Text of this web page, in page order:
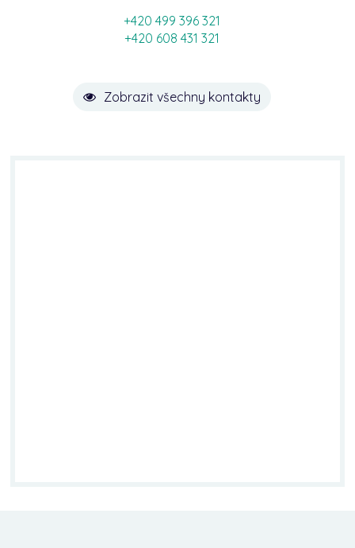
+420 499 396 321
+420 608 431 321
Zobrazit všechny kontakty